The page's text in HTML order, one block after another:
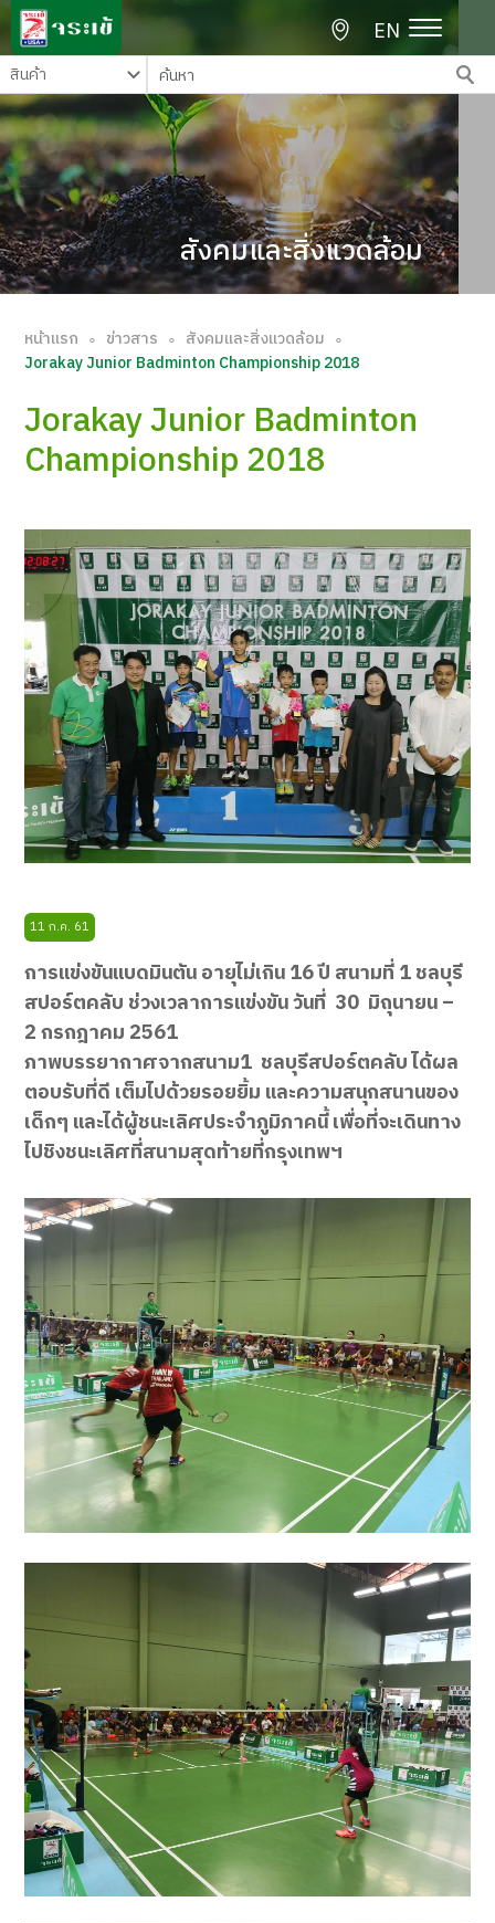
EN
สังคมและสิ่งแวดล้อม
หน้าแรก ∘ ข่าวสาร ∘ สังคมและสิ่งแวดล้อม ∘
Jorakay Junior Badminton Championship 2018
Jorakay Junior Badminton
Championship 2018
11 ก.ค. 61
การแข่งขันแบดมินตัน อายุไม่เกิน 16 ปี สนามที่ 1 ชลบุรี
สปอร์ตคลับ ช่วงเวลาการแข่งขัน วันที่ 30 มิถุนายน –
2 กรกฎาคม 2561
ภาพบรรยากาศจากสนาม1 ชลบุรีสปอร์ตคลับ ได้ผล
ตอบรับที่ดี เต็มไปด้วยรอยยิ้ม และความสนุกสนานของ
เด็กๆ และได้ผู้ชนะเลิศประจำภูมิภาคนี้ เพื่อที่จะเดินทาง
ไปชิงชนะเลิศที่สนามสุดท้ายที่กรุงเทพฯ